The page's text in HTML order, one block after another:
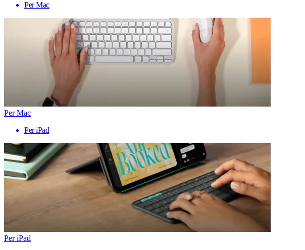
Per Mac
Per Mac
Per iPad
Per iPad